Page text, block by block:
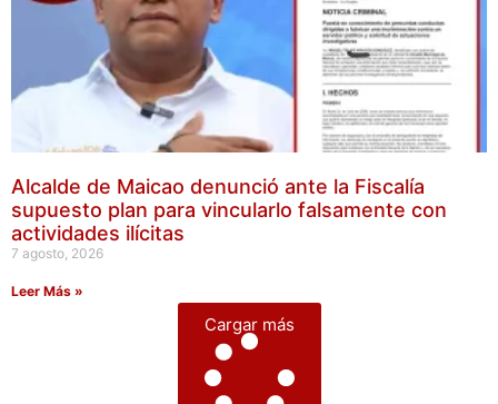
Alcalde de Maicao denunció ante la Fiscalía
supuesto plan para vincularlo falsamente con
actividades ilícitas
7 agosto, 2026
Leer Más »
Cargar más